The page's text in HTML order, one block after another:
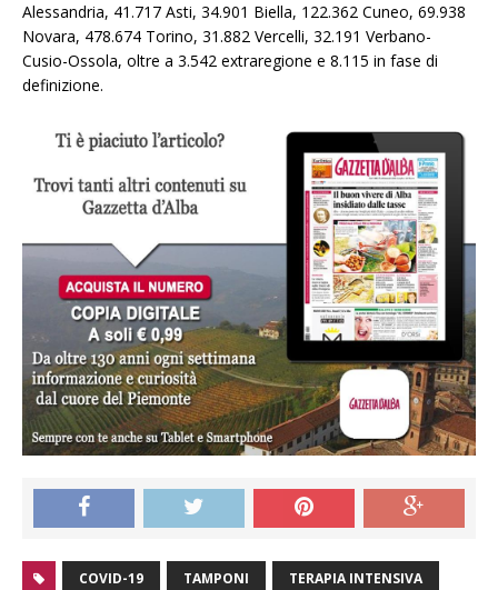
Alessandria, 41.717 Asti, 34.901 Biella, 122.362 Cuneo, 69.938
Novara, 478.674 Torino, 31.882 Vercelli, 32.191 Verbano-
Cusio-Ossola, oltre a 3.542 extraregione e 8.115 in fase di
definizione.
COVID-19 TAMPONI TERAPIA INTENSIVA